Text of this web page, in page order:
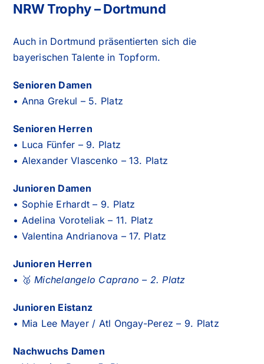
NRW Trophy – Dortmund
Auch in Dortmund präsentierten sich die
bayerischen Talente in Topform.
Senioren Damen
• Anna Grekul – 5. Platz
Senioren Herren
• Luca Fünfer – 9. Platz
• Alexander Vlascenko – 13. Platz
Junioren Damen
• Sophie Erhardt – 9. Platz
• Adelina Voroteliak – 11. Platz
• Valentina Andrianova – 17. Platz
Junioren Herren
• 🥈 Michelangelo Caprano – 2. Platz
Junioren Eistanz
• Mia Lee Mayer / Atl Ongay-Perez – 9. Platz
Nachwuchs Damen